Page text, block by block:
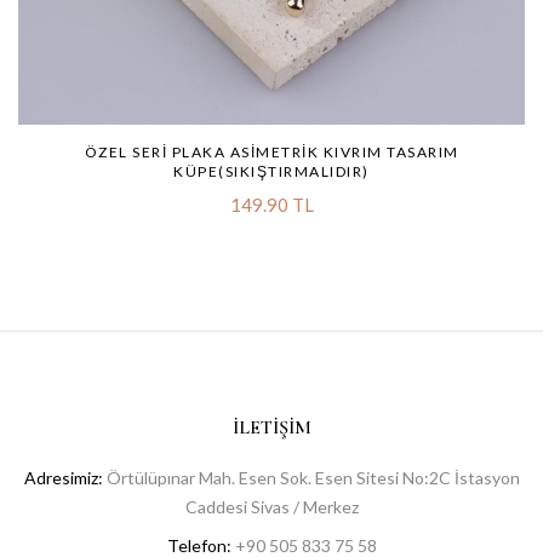
ÖZEL SERI PLAKA ASIMETRIK KIVRIM TASARIM
KÜPE(SIKIŞTIRMALIDIR)
149.90 TL
İLETIŞIM
Adresimiz: Örtülüpınar Mah. Esen Sok. Esen Sitesi No:2C İstasyon
Caddesi Sivas / Merkez
Telefon: +90 505 833 75 58